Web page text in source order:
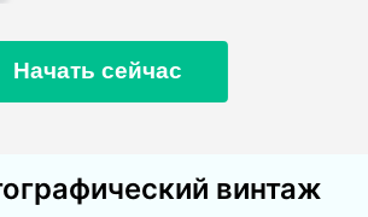
Начать сейчас
винтаж